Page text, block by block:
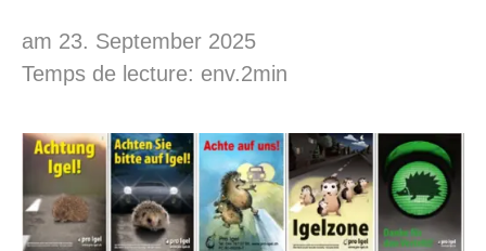
am 23. September 2025
Temps de lecture: env.2min